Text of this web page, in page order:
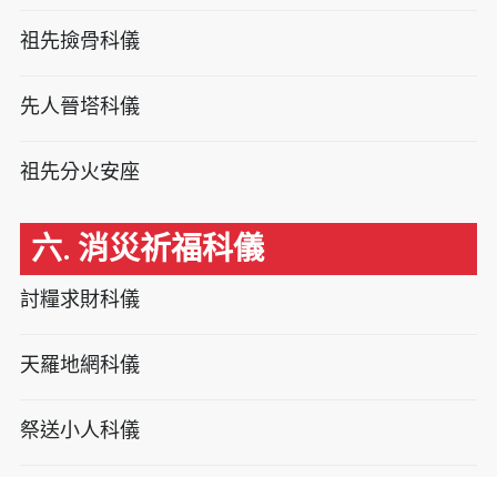
祖先撿骨科儀
先人晉塔科儀
祖先分火安座
六. 消災祈福科儀
討糧求財科儀
天羅地網科儀
祭送小人科儀